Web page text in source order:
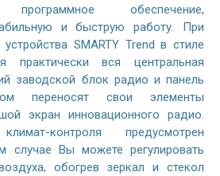
программное обеспечение,
и быструю работу. При
SMARTY Trend в стиле
практически вся центральная
заводской блок радио и панель
переносят свои элементы
экран инновационного радио.
контроля предусмотрен
случае Вы можете регулировать
обогрев зеркал и стекол